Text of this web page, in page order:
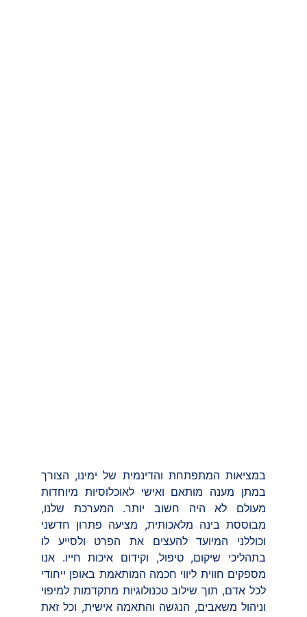
במציאות המתפתחת והדינמית של ימינו, הצורך
במתן מענה מותאם ואישי לאוכלוסיות מיוחדות
מעולם לא היה חשוב יותר. המערכת שלנו,
מבוססת בינה מלאכותית, מציעה פתרון חדשני
וכוללני המיועד להעצים את הפרט ולסייע לו
בתהליכי שיקום, טיפול, וקידום איכות חייו. אנו
מספקים חווית ליווי חכמה המותאמת באופן ייחודי
לכל אדם, תוך שילוב טכנולוגיות מתקדמות למיפוי
וניהול משאבים, הנגשה והתאמה אישית, וכל זאת